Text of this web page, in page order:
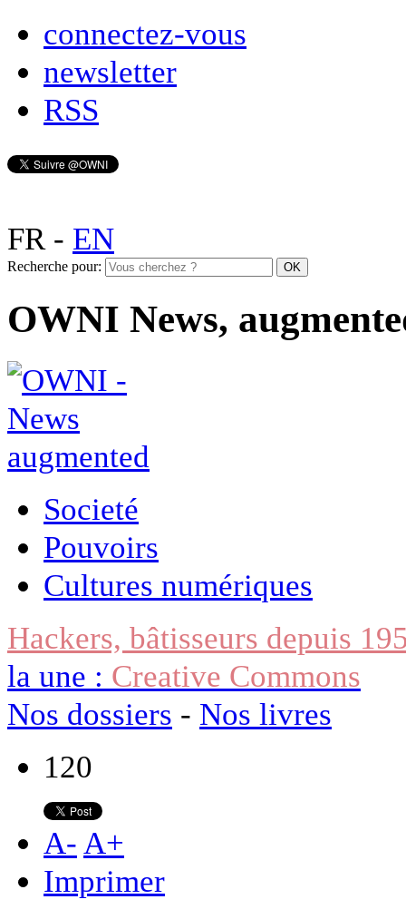
connectez-vous
newsletter
RSS
FR- EN
Recherche pour:
OWNI News,
Societé
Pouvoirs
Cultures numériques
Hackers, bâtisseurs depuis
la une : Creative Commons
Nos dossiers - Nos livres
120
A- A+
Imprimer